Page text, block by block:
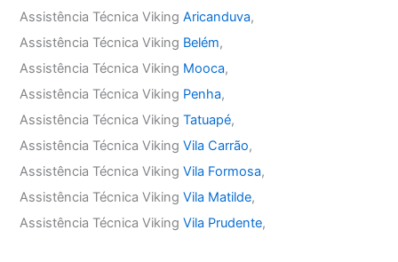
Assistência Técnica VikingAricanduva,
Assistência Técnica Viking Belém,
Assistência Técnica Viking Mooca,
Assistência Técnica Viking Penha,
Assistência Técnica VikingTatuapé,
Assistência Técnica VikingVila Carrão,
Assistência Técnica VikingVila Formosa,
Assistência Técnica VikingVila Matilde,
Assistência Técnica VikingVila Prudente,